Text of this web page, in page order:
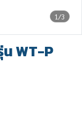
1/3
น WT-P